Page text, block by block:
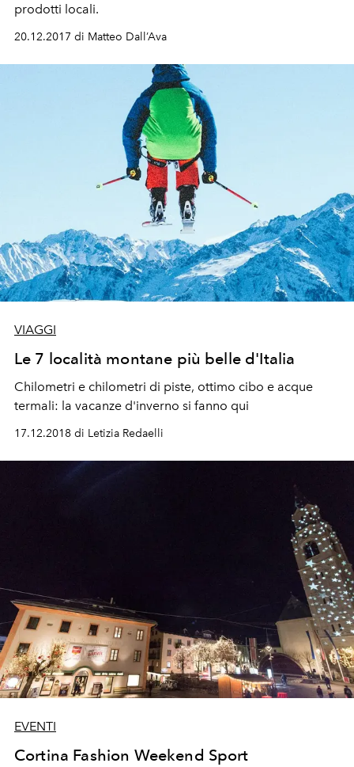
prodotti locali.
20.12.2017 di Matteo Dall’Ava
VIAGGI
Le 7 località montane più belle d'Italia
Chilometri e chilometri di piste, ottimo cibo e acque
termali: la vacanze d'inverno si fanno qui
17.12.2018 di Letizia Redaelli
EVENTI
Cortina Fashion Weekend Sport